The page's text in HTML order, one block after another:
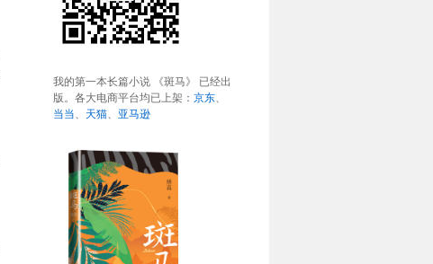
我的第一本长篇小说 《斑马》 已经出
版。各大电商平台均已上架： 京东
当当
天猫 亚马逊